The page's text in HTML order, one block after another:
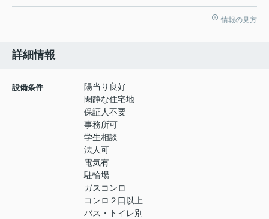
情報の見方
詳細情報
設備条件
陽当り良好
閑静な住宅地
保証人不要
事務所可
学生相談
法人可
電気有
駐輪場
ガスコンロ
コンロ２口以上
バス・トイレ別